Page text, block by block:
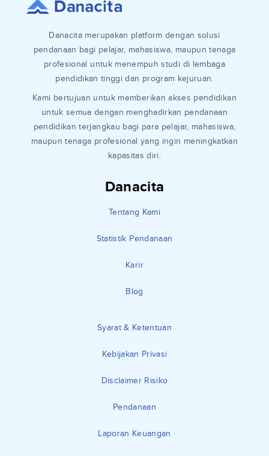
Danacita
Tentang Kami
Statistik Pendanaan
Karir
Blog
Syarat & Ketentuan
Kebijakan Privasi
Disclaimer Risiko
Pendanaan
Laporan Keuangan
Danacita merupakan platform dengan solusi
pendanaan bagi pelajar, mahasiswa, maupun tenaga
profesional untuk menempuh studi di lembaga
pendidikan tinggi dan program kejuruan.
Kami bertujuan untuk memberikan akses pendidikan
untuk semua dengan menghadirkan pendanaan
pendidikan terjangkau bagi para pelajar, mahasiswa,
maupun tenaga profesional yang ingin meningkatkan
kapasitas diri.